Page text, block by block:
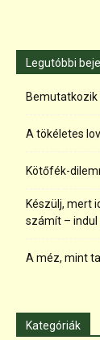
Legutóbbi
Bemutatkozik
A tökéletes
Kötőfék-
Készülj, mert
számít – indul
A méz, mint
Kategóriák